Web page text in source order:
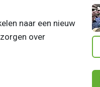
naar een nieuw
over